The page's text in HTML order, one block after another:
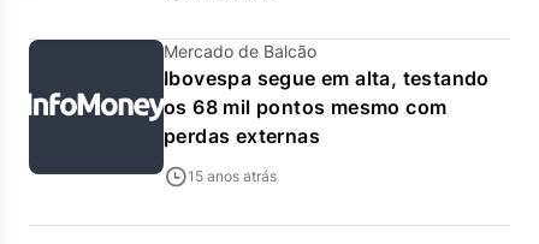
Mercado de Balcão
Ibovespa segue em alta, testando
os 68 mil pontos mesmo com
perdas externas
15 anos atrás